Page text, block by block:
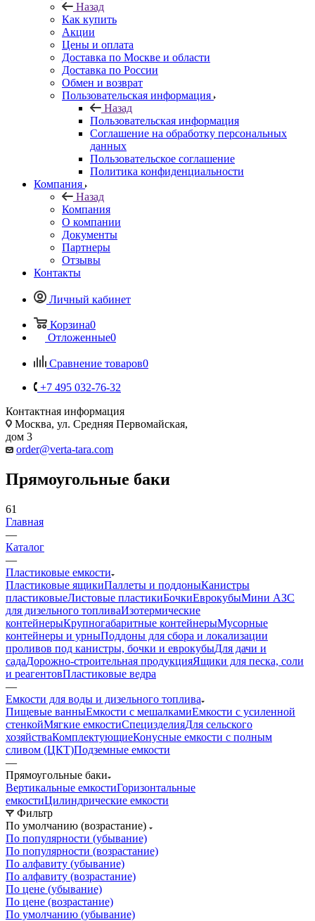
Назад
Как купить
Акции
Цены и оплата
Доставка по Москве и области
Доставка по России
Обмен и возврат
Пользовательская информация
Назад
Пользовательская информация
Соглашение на обработку персональных
данных
Пользовательское соглашение
Политика конфиденциальности
Компания
Назад
Компания
О компании
Документы
Партнеры
Отзывы
Контакты
Личный кабинет
Корзина0
Отложенные0
Сравнение товаров0
+7 495 032-76-32
Контактная информация
Москва, ул. Средняя Первомайская,
дом 3
order@verta-tara.com
Прямоугольные баки
61
Главная
—
Каталог
—
Пластиковые емкости
Пластиковые ящикиПаллеты и поддоныКанистры
пластиковыеЛистовые пластикиБочкиЕврокубыМини АЗС
для дизельного топливаИзотермические
контейнерыКрупногабаритные контейнерыМусорные
контейнеры и урныПоддоны для сбора и локализации
проливов под канистры, бочки и еврокубыДля дачи и
садаДорожно-строительная продукцияЯщики для песка, соли
и реагентовПластиковые ведра
—
Емкости для воды и дизельного топлива
Пищевые ванныЕмкости с мешалкамиЕмкости с усиленной
стенкойМягкие емкостиСпецизделияДля сельского
хозяйстваКомплектующиеКонусные емкости с полным
сливом (ЦКТ)Подземные емкости
—
Прямоугольные баки
Вертикальные емкостиГоризонтальные
емкостиЦилиндрические емкости
Фильтр
По умолчанию (возрастание)
По популярности (убывание)
По популярности (возрастание)
По алфавиту (убывание)
По алфавиту (возрастание)
По цене (убывание)
По цене (возрастание)
По умолчанию (убывание)